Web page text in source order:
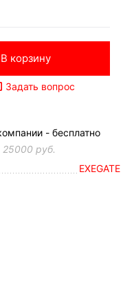
В корзину
Задать вопрос
- бесплатно
руб.
EXEGATE